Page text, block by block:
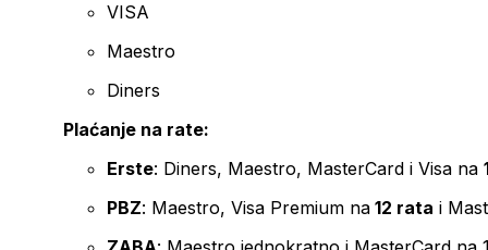
VISA
Maestro
Diners
Plaćanje na rate:
Erste: Diners, Maestro, MasterCard i Visa na
PBZ: Maestro, Visa Premium na 12 rata i